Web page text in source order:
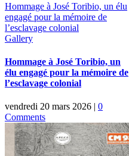
Hommage à José Toribio, un élu
engagé pour la mémoire de
l’esclavage colonial
Gallery
Hommage à José Toribio, un
élu engagé pour la mémoire de
l’esclavage colonial
vendredi 20 mars 2026 | 0
Comments